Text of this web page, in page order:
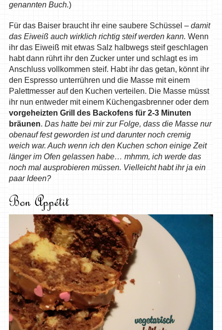
genannten Buch.)
Für das Baiser braucht ihr eine saubere Schüssel – damit
das Eiweiß auch wirklich richtig steif werden kann. Wenn
ihr das Eiweiß mit etwas Salz halbwegs steif geschlagen
habt dann rührt ihr den Zucker unter und schlagt es im
Anschluss vollkommen steif. Habt ihr das getan, könnt ihr
den Espresso unterrühren und die Masse mit einem
Palettmesser auf den Kuchen verteilen. Die Masse müsst
ihr nun entweder mit einem Küchengasbrenner oder dem
vorgeheizten Grill des Backofens für 2-3 Minuten
bräunen. Das hatte bei mir zur Folge, dass die Masse nur
obenauf fest geworden ist und darunter noch cremig
weich war. Auch wenn ich den Kuchen schon einige Zeit
länger im Ofen gelassen habe… mhmm, ich werde das
noch mal ausprobieren müssen. Vielleicht habt ihr ja ein
paar Ideen?